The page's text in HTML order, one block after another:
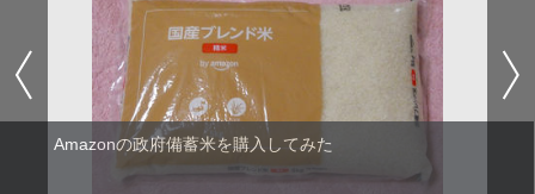
Amazonの政府備蓄米を購入してみた